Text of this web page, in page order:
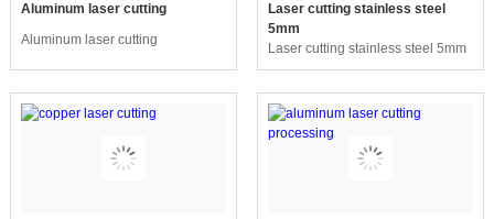
Aluminum laser cutting
Aluminum laser cutting
Laser cutting stainless steel
5mm
Laser cutting stainless steel 5mm